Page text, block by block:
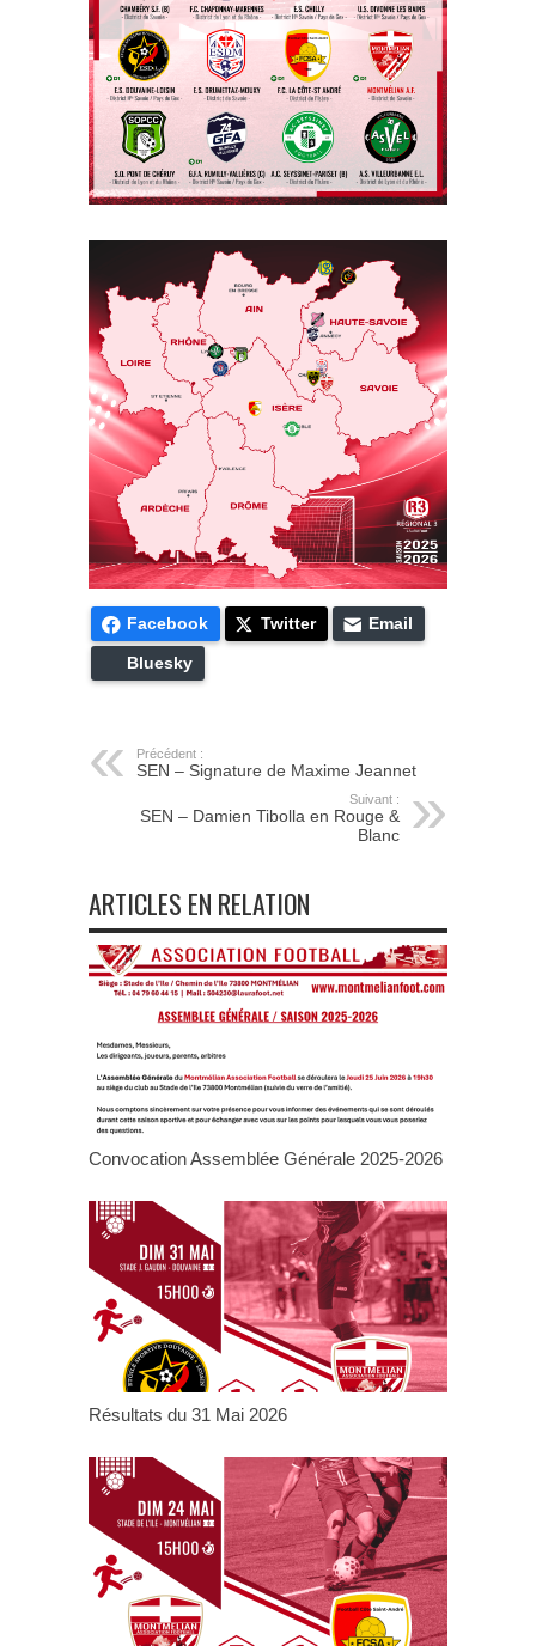
Facebook Twitter Email
Bluesky
Précédent :
SEN – Signature de Maxime Jeannet
Suivant :
SEN – Damien Tibolla en Rouge &
Blanc
ARTICLES EN RELATION
Convocation Assemblée Générale 2025-2026
Résultats du 31 Mai 2026